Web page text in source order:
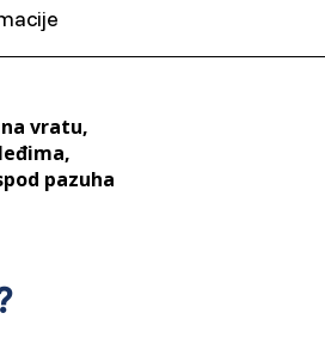
vratu,
pazuha